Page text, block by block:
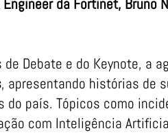
da Fortinet, Bruno
Debate e do Keynote, a
, apresentando histórias de
do país. Tópicos como
com Inteligência